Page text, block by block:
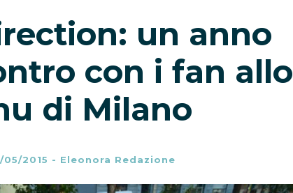
un anno
con i fan allo
di Milano
05/2015 - Eleonora Redazione